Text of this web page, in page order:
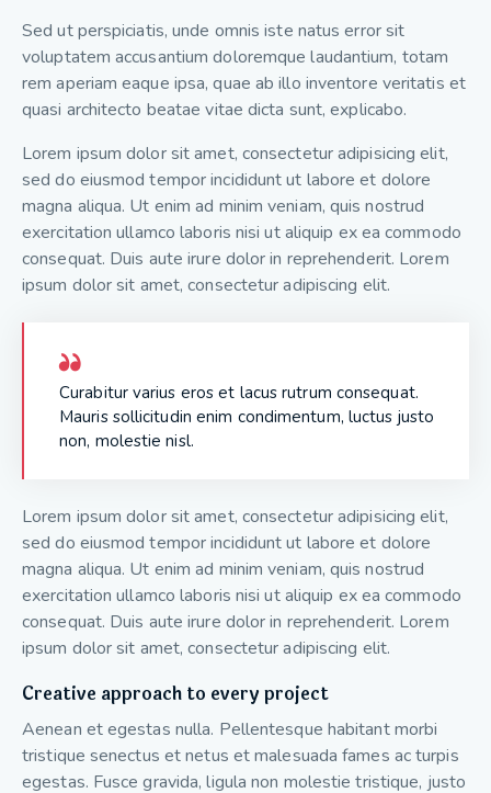
Sed ut perspiciatis, unde omnis iste natus error sit
voluptatem accusantium doloremque laudantium, totam
rem aperiam eaque ipsa, quae ab illo inventore veritatis et
quasi architecto beatae vitae dicta sunt, explicabo.
Lorem ipsum dolor sit amet, consectetur adipisicing elit,
sed do eiusmod tempor incididunt ut labore et dolore
magna aliqua. Ut enim ad minim veniam, quis nostrud
exercitation ullamco laboris nisi ut aliquip ex ea commodo
consequat. Duis aute irure dolor in reprehenderit. Lorem
ipsum dolor sit amet, consectetur adipiscing elit.
Curabitur varius eros et lacus rutrum consequat.
Mauris sollicitudin enim condimentum, luctus justo
non, molestie nisl.
Lorem ipsum dolor sit amet, consectetur adipisicing elit,
sed do eiusmod tempor incididunt ut labore et dolore
magna aliqua. Ut enim ad minim veniam, quis nostrud
exercitation ullamco laboris nisi ut aliquip ex ea commodo
consequat. Duis aute irure dolor in reprehenderit. Lorem
ipsum dolor sit amet, consectetur adipiscing elit.
Creative approach to every project
Aenean et egestas nulla. Pellentesque habitant morbi
tristique senectus et netus et malesuada fames ac turpis
egestas. Fusce gravida, ligula non molestie tristique, justo